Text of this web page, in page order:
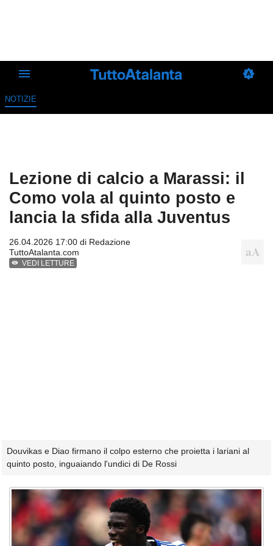
NOTIZIE
Lezione di calcio a Marassi: il
Como vola al quinto posto e
lancia la sfida alla Juventus
26.04.2026 17:00 di Redazione
TuttoAtalanta.com
VEDI LETTURE
Douvikas e Diao firmano il colpo esterno che proietta i lariani al
quinto posto, inguaiando l'undici di De Rossi